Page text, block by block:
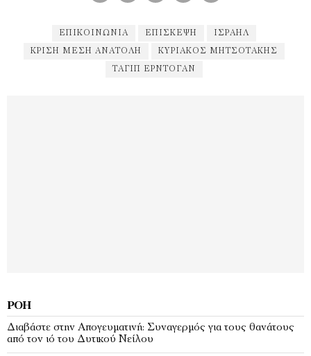
ΕΠΙΚΟΙΝΩΝΊΑ ΕΠΊΣΚΕΨΗ ΙΣΡΑΉΛ
ΚΡΊΣΗ ΜΈΣΗ ΑΝΑΤΟΛΉ ΚΥΡΙΆΚΟΣ ΜΗΤΣΟΤΆΚΗΣ
ΤΑΓΙΠ ΕΡΝΤΟΓΆΝ
ΡΟΉ
Διαβάστε στην Απογευματινή: Συναγερμός για τους θανάτους
από τον ιό του Δυτικού Νείλου